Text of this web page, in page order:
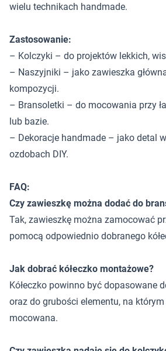
wielu technikach handmade.
Zastosowanie:
– Kolczyki – do projektów lekkich,
– Naszyjniki – jako zawieszka
kompozycji.
– Bransoletki – do mocowania przy
lub bazie.
– Dekoracje handmade – jako detal
ozdobach DIY.
FAQ:
Czy zawieszkę można dodać do
Tak, zawieszkę można zamocować
pomocą odpowiednio dobranego
Jak dobrać kółeczko montażowe?
Kółeczko powinno być dopasowane
oraz do grubości elementu, na
mocowana.